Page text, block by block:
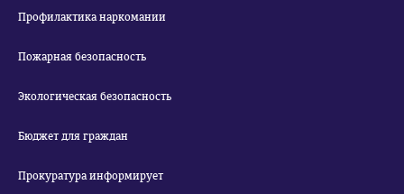
Профилактика наркомании
Пожарная безопасность
Экологическая безопасность
Бюджет для граждан
Прокуратура информирует